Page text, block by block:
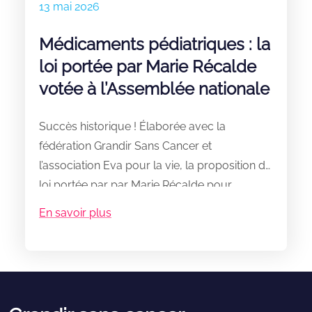
13 mai 2026
Médicaments pédiatriques : la
loi portée par Marie Récalde
votée à l’Assemblée nationale
Succès historique ! Élaborée avec la
fédération Grandir Sans Cancer et
l’association Eva pour la vie, la proposition de
loi portée par par Marie Récalde pour
favoriser l’arrivée de nouveaux traitements
contre les cancers et maladies rares
En savoir plus